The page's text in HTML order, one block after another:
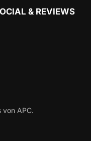
& REVIEWS
von APC.